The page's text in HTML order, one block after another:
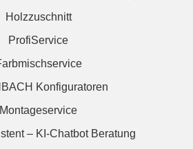
Holzzuschnitt
ProfiService
Konfiguratoren
Montageservice
– KI-Chatbot Beratung